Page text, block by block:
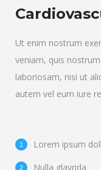
Ut enim nostrum
veniam, quis
laboriosam, nisi ut
autem vel eum iure
Lorem ipsum
Nulla glavrida